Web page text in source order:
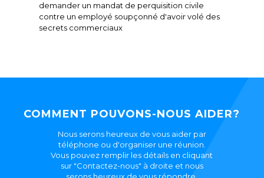
demander un mandat de perquisition civile
contre un employé soupçonné d'avoir volé des
secrets commerciaux
COMMENT POUVONS-NOUS AIDER?
Nous serons heureux de vous aider par
téléphone ou d'organiser une réunion.
Vous pouvez remplir les détails en cliquant
sur "Contactez-nous" à droite et nous